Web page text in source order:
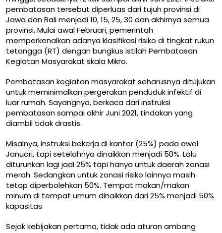
pembatasan tersebut diperluas dari tujuh provinsi di
Jawa dan Bali menjadi 10, 15, 25, 30 dan akhirnya semua
provinsi. Mulai awal Februari, pemerintah
memperkenalkan adanya klasifikasi risiko di tingkat rukun
tetangga (RT) dengan bungkus istilah Pembatasan
Kegiatan Masyarakat skala Mikro.
Pembatasan kegiatan masyarakat seharusnya ditujukan
untuk meminimalkan pergerakan penduduk infektif di
luar rumah. Sayangnya, berkaca dari instruksi
pembatasan sampai akhir Juni 2021, tindakan yang
diambil tidak drastis.
Misalnya, instruksi bekerja di kantor (25%) pada awal
Januari, tapi setelahnya dinaikkan menjadi 50%. Lalu
diturunkan lagi jadi 25% tapi hanya untuk daerah zonasi
merah. Sedangkan untuk zonasi risiko lainnya masih
tetap diperbolehkan 50%. Tempat makan/makan
minum di tempat umum dinaikkan dari 25% menjadi 50%
kapasitas.
Sejak kebijakan pertama, tidak ada aturan ambang